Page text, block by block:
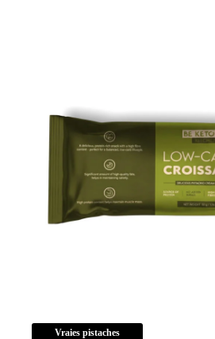
Vraies pistaches